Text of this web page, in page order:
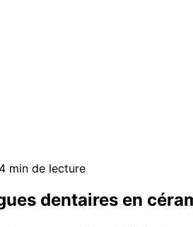
4 min de lecture
dentaires en